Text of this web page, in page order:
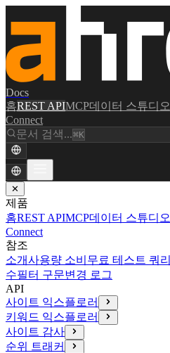
Docs
홈REST APIMCP데이터 스튜디오
Connect
문서 검색...⌘K
✕
제품
홈REST APIMCP데이터 스튜디오
Connect
참조
소개사용량 소비 무료 테스트 쿼리
수필터 구문변경 로그
API
사이트 익스플로러
키워드 익스플로러
사이트 감사
순위 트래커